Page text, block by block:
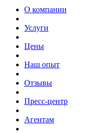
О компании
Услуги
Цены
Наш опыт
Отзывы
Пресс-центр
Агентам